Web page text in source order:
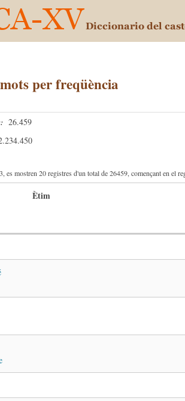
per freqüència
26.459
es mostren 20 registres d'un total de 26459, començant en el
Ètim